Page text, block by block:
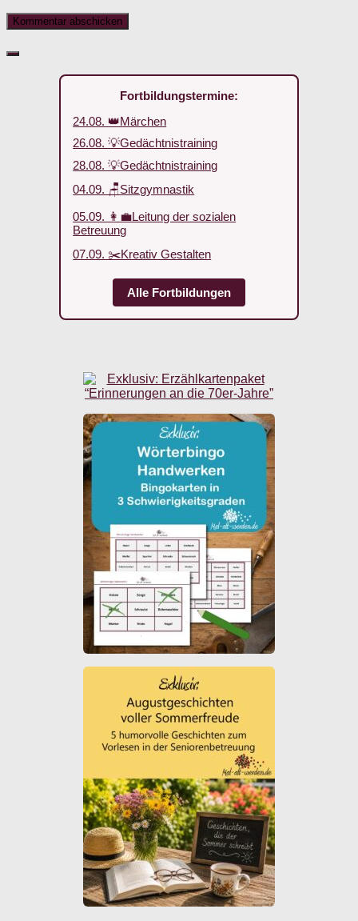
Fortbildungstermine:
24.08. 👑Märchen
26.08. 💡Gedächtnistraining
28.08. 💡Gedächtnistraining
04.09. 🪑Sitzgymnastik
05.09. 👩‍💼Leitung der sozialen
Betreuung
07.09. ✂️Kreativ Gestalten
Alle Fortbildungen